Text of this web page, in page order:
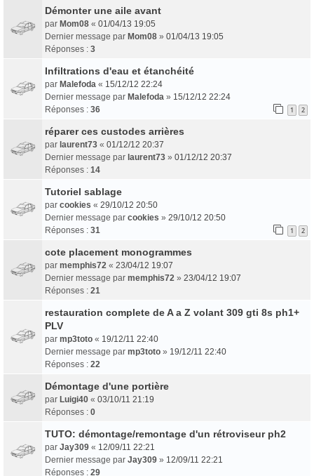
Démonter une aile avant
par Mom08 « 01/04/13 19:05
Dernier message par Mom08 » 01/04/13 19:05
Réponses : 3
Infiltrations d'eau et étanchéité
par Malefoda « 15/12/12 22:24
Dernier message par Malefoda » 15/12/12 22:24
Réponses : 36 1 2
réparer ces custodes arrières
par laurent73 « 01/12/12 20:37
Dernier message par laurent73 » 01/12/12 20:37
Réponses : 14
Tutoriel sablage
par cookies « 29/10/12 20:50
Dernier message par cookies » 29/10/12 20:50
Réponses : 31 1 2
cote placement monogrammes
par memphis72 « 23/04/12 19:07
Dernier message par memphis72 » 23/04/12 19:07
Réponses : 21
restauration complete de A a Z volant 309 gti 8s ph1+
PLV
par mp3toto « 19/12/11 22:40
Dernier message par mp3toto » 19/12/11 22:40
Réponses : 22
Démontage d'une portière
par Luigi40 « 03/10/11 21:19
Réponses : 0
TUTO: démontage/remontage d'un rétroviseur ph2
par Jay309 « 12/09/11 22:21
Dernier message par Jay309 » 12/09/11 22:21
Réponses : 29